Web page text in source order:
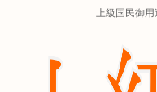
上級国民御